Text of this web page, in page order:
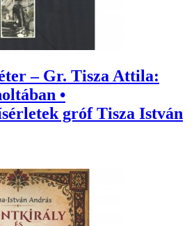
– Gr. Tisza Attila:
•
gróf Tisza István